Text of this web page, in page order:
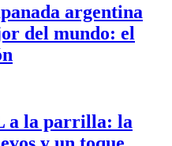
argentina
del mundo: el
a la parrilla: la